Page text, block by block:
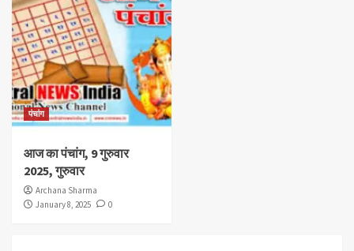
पंचांग
आज का पंचांग, 9 गुरुवार
2025, गुरुवार
Archana Sharma
January 8, 2025
0